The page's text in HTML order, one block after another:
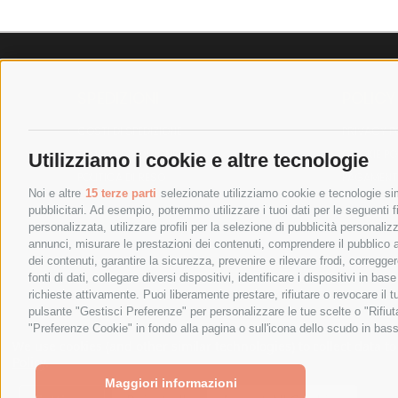
Utilizziamo i cookie e altre tecnologie
Noi e altre 15 terze parti selezionate utilizziamo cookie e tecnologie
pubblicitari. Ad esempio, potremmo utilizzare i tuoi dati per le
personalizzata, utilizzare profili per la selezione di pubblicità
annunci, misurare le prestazioni dei contenuti, comprendere il
dei contenuti, garantire la sicurezza, prevenire e rilevare frodi,
fonti di dati, collegare diversi dispositivi, identificare i dispositivi in
richieste attivamente. Puoi liberamente prestare, rifiutare o revocare
pulsante "Gestisci Preferenze" per personalizzare le tue scelte o
"Preferenze Cookie" in fondo alla pagina o sull'icona dello scudo in
Maggiori informazioni
COSTI DI SPEDIZIONE
TEMPI DI SPEDIZIONE
PRIVACY
COOKIE
Policy.